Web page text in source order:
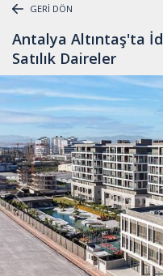
GERİ DÖN
Antalya Altıntaş'ta
Satılık Daireler